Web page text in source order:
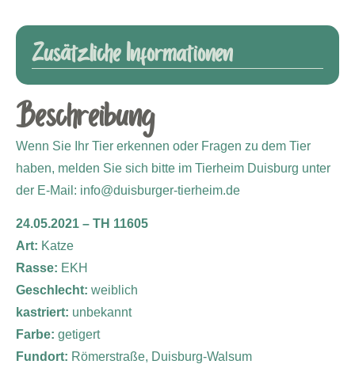
Zusätzliche Informationen
Beschreibung
Wenn Sie Ihr Tier erkennen oder Fragen zu dem Tier
haben, melden Sie sich bitte im Tierheim Duisburg unter
der E-Mail: info@duisburger-tierheim.de
24.05.2021 – TH 11605
Art: Katze
Rasse: EKH
Geschlecht: weiblich
kastriert: unbekannt
Farbe: getigert
Fundort: Römerstraße, Duisburg-Walsum